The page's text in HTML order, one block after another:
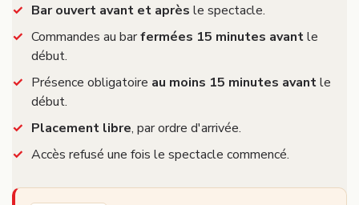
Bar ouvert avant et après le spectacle.
Commandes au barfermées 15 minutes avantle
début.
Présence obligatoire au moins 15 minutes avantle
début.
Placement libre, par ordre d'arrivée.
Accès refusé une fois le spectacle commencé.